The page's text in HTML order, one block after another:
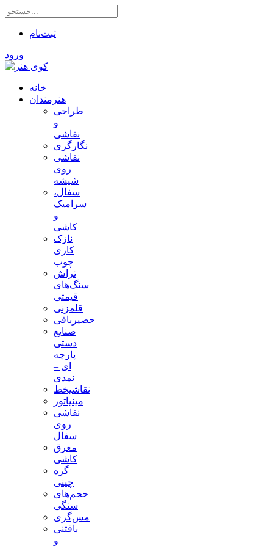
ثبت‌نام
ورود
خانه
هنرمندان
طراحی
و
نقاشی
نگارگری
نقاشی
روی
شیشه
سفال،
سرامیک
و
کاشی
نازک
کاری
چوب
تراش
سنگ‌های
قیمتی
قلمزنی
حصیربافی
صنایع
دستی
پارچه
ای –
نمدی
نقاشیخط
مینیاتور
نقاشی
روی
سفال
معرق
کاشی
گره
چینی
حجم‌های
سنگی
مس‌گری
بافتنی‌
و